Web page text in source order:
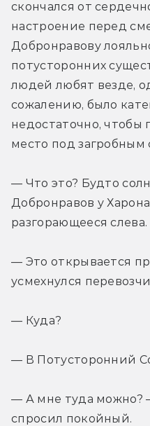
скончался от
настроение перед
Добронравову
потусторонних
людей любят везде,
сожалению, было
недостаточно, чтобы
место под загробным
— Что это? Будто
Добронравов у
разгорающееся слева.
— Это открывается
усмехнулся
— Куда?
— В Потусторонний
— А мне туда можно?
спросил покойный.